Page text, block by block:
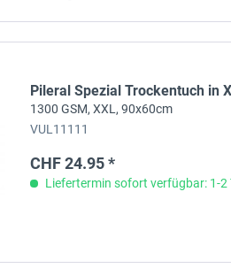
Pileral Spezial Trockentuch in
1300 GSM, XXL, 90x60cm
VUL11111
CHF 24.95 *
Liefertermin sofort verfügbar: 1-2